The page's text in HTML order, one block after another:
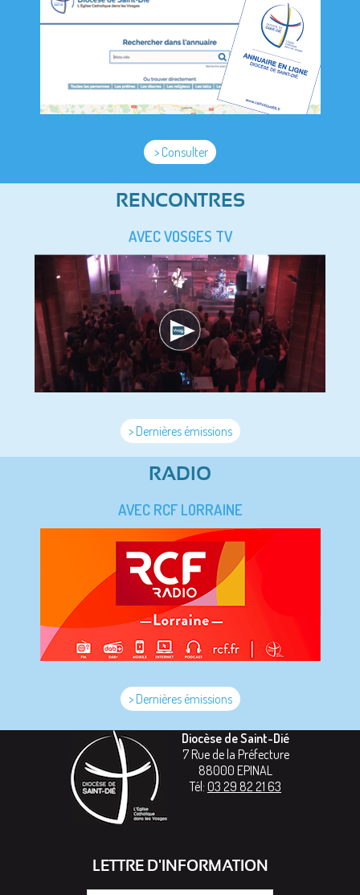
> Consulter
RENCONTRES
AVEC VOSGES TV
> Dernières émissions
RADIO
AVEC RCF LORRAINE
> Dernières émissions
Diocèse de Saint-Dié
7 Rue de la Préfecture
88000 EPINAL
Tél: 03 29 82 21 63
LETTRE D'INFORMATION